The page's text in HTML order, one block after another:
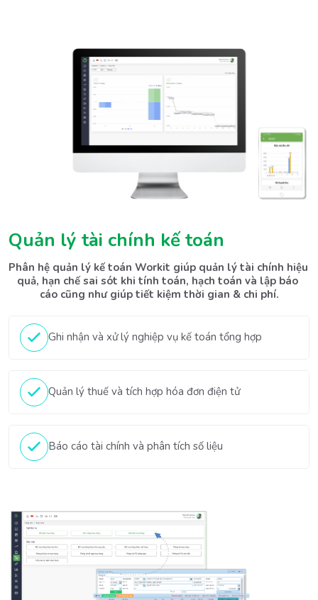
Quản lý tài chính kế toán
Phân hệ quản lý kế toán Workit giúp quản lý tài chính hiệu
quả, hạn chế sai sót khi tính toán, hạch toán và lập báo
cáo cũng như giúp tiết kiệm thời gian & chi phí.
Ghi nhận và xử lý nghiệp vụ kế toán tổng hợp
Quản lý thuế và tích hợp hóa đơn điện tử
Báo cáo tài chính và phân tích số liệu